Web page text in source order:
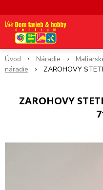
Úvod Náradie
náradie
ZAROHOVY
ZAROHOVY